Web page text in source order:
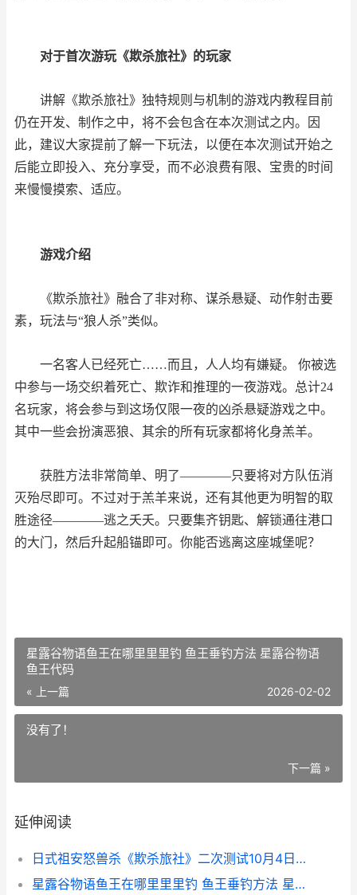
对于首次游玩《欺杀旅社》的玩家
讲解《欺杀旅社》独特规则与机制的游戏内教程目前
仍在开发、制作之中，将不会包含在本次测试之内。因
此，建议大家提前了解一下玩法，以便在本次测试开始之
后能立即投入、充分享受，而不必浪费有限、宝贵的时间
来慢慢摸索、适应。
游戏介绍
《欺杀旅社》融合了非对称、谋杀悬疑、动作射击要
素，玩法与“狼人杀”类似。
一名客人已经死亡……而且，人人均有嫌疑。 你被选
中参与一场交织着死亡、欺诈和推理的一夜游戏。总计24
名玩家，将会参与到这场仅限一夜的凶杀悬疑游戏之中。
其中一些会扮演恶狼、其余的所有玩家都将化身羔羊。
获胜方法非常简单、明了――――只要将对方队伍消
灭殆尽即可。不过对于羔羊来说，还有其他更为明智的取
胜途径――――逃之夭夭。只要集齐钥匙、解锁通往港口
的大门，然后升起船锚即可。你能否逃离这座城堡呢？
星露谷物语鱼王在哪里里里钓 鱼王垂钓方法 星露谷物语
鱼王代码
« 上一篇 2026-02-02
没有了！
下一篇 »
延伸阅读
日式祖安怒兽杀《欺杀旅社》二次测试10月4日最初
星露谷物语鱼王在哪里里里钓 鱼王垂钓方法 星露谷物语鱼王代码